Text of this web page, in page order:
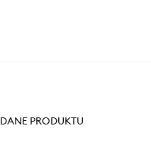
DANE PRODUKTU